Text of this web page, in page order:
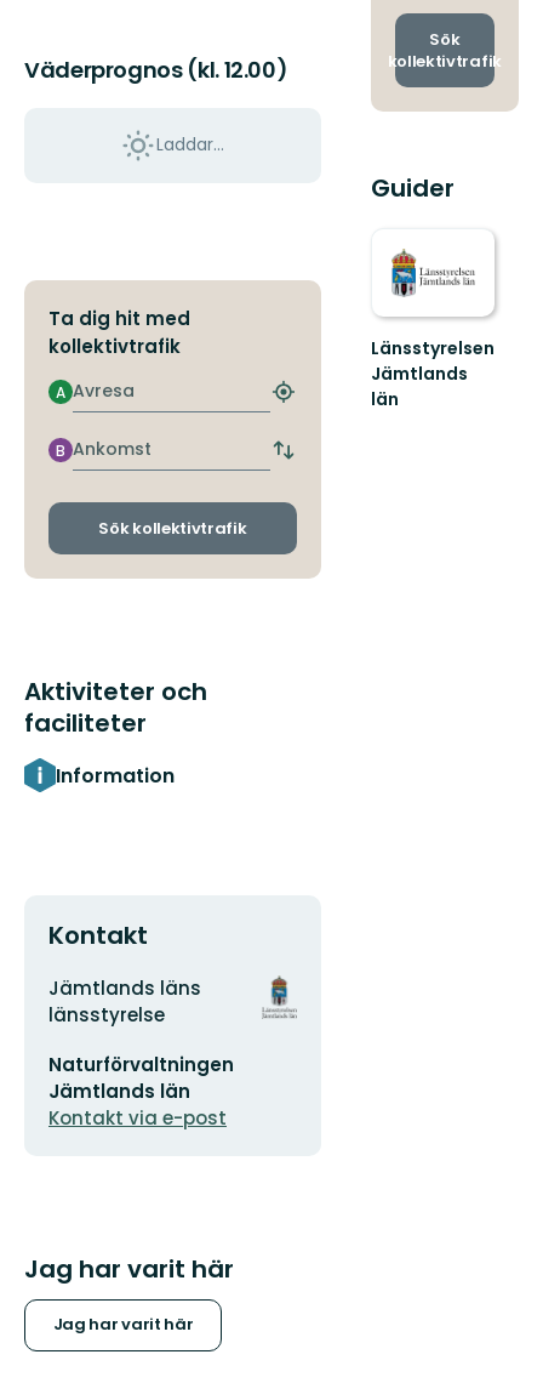
Väderprognos (kl. 12.00)
Laddar...
Ta dig hit med
kollektivtrafik
Avresa
A
Hitta
hållplats
Ankomst
B
Byt
och
Sök kollektivtrafik
Aktiviteter och
faciliteter
Information
Kontakt
Adress
Jämtlands läns
länsstyrelse
postadress
Naturförvaltningen
Jämtlands län
Kontakt via e-post
Organisationens
logotyp
Jag har varit här
Jag har varit här
och
Sök
kollektivtrafik
Guider
Länsstyrelsen
Jämtlands
län